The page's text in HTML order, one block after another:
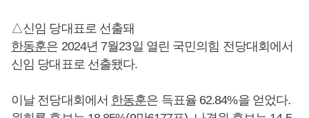
△신임 당대표로 선출돼
한동훈은 2024년 7월23일 열린 국민의힘 전당대회에서
신임 당대표로 선출됐다.
이날 전당대회에서 한동훈은 득표율 62.84%을 얻었다.